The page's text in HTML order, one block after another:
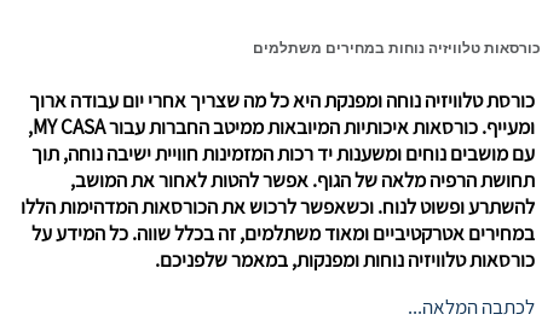
כורסאות טלוויזיה נוחות במחירים משתלמים
כורסת טלוויזיה נוחה ומפנקת היא כל מה שצריך אחרי יום עבודה ארוך
ומעייף. כורסאות איכותיות המיובאות ממיטב החברות עבור MY CASA,
עם מושבים נוחים ומשענות יד רכות המזמינות חוויית ישיבה נוחה, תוך
תחושת הרפיה מלאה של הגוף. אפשר להטות לאחור את המושב,
להשתרע ופשוט לנוח. וכשאפשר לרכוש את הכורסאות המדהימות הללו
במחירים אטרקטיביים ומאוד משתלמים, זה בכלל שווה. כל המידע על
כורסאות טלוויזיה נוחות ומפנקות, במאמר שלפניכם.
לכתבה המלאה...